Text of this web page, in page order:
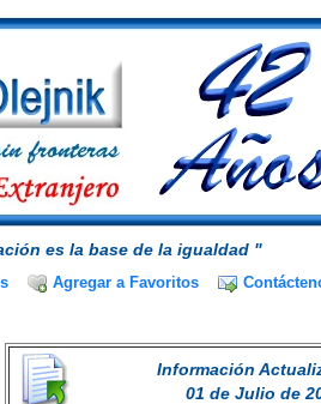
es la base de la igualdad "
Agregar a Favoritos
Información
01 de Julio de